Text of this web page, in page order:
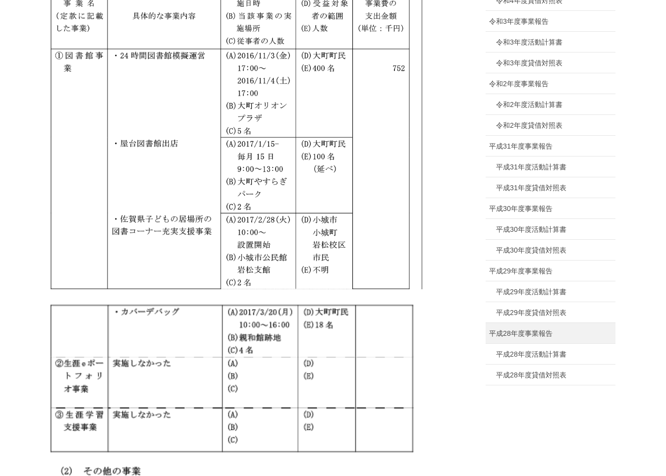
令和3年度事業報告
令和3年度活動計算書
令和3年度貸借対照表
令和2年度事業報告
令和2年度活動計算書
令和2年度貸借対照表
平成31年度事業報告
平成31年度活動計算書
平成31年度貸借対照表
平成30年度事業報告
平成30年度活動計算書
平成30年度貸借対照表
平成29年度事業報告
平成29年度活動計算書
平成29年度貸借対照表
平成28年度事業報告
平成28年度活動計算書
平成28年度貸借対照表